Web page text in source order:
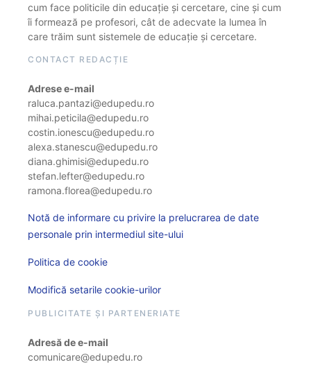
cum face politicile din educație și cercetare, cine și cum
îi formează pe profesori, cât de adecvate la lumea în
care trăim sunt sistemele de educație și cercetare.
CONTACT REDACȚIE
Adrese e-mail
raluca.pantazi@edupedu.ro
mihai.peticila@edupedu.ro
costin.ionescu@edupedu.ro
alexa.stanescu@edupedu.ro
diana.ghimisi@edupedu.ro
stefan.lefter@edupedu.ro
ramona.florea@edupedu.ro
Notă de informare cu privire la prelucrarea de date
personale prin intermediul site-ului
Politica de cookie
Modifică setarile cookie-urilor
PUBLICITATE ȘI PARTENERIATE
Adresă de e-mail
comunicare@edupedu.ro